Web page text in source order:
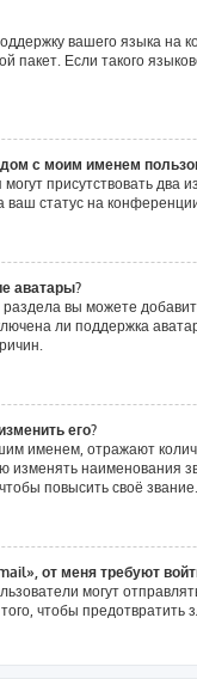
вашего языка на
пакет. Если такого
с моим именем
присутствовать два
статус на
аватары?
вы можете
ли поддержка
его?
именем, отражают
наименования
повысить своё
от меня требуют
могут
чтобы